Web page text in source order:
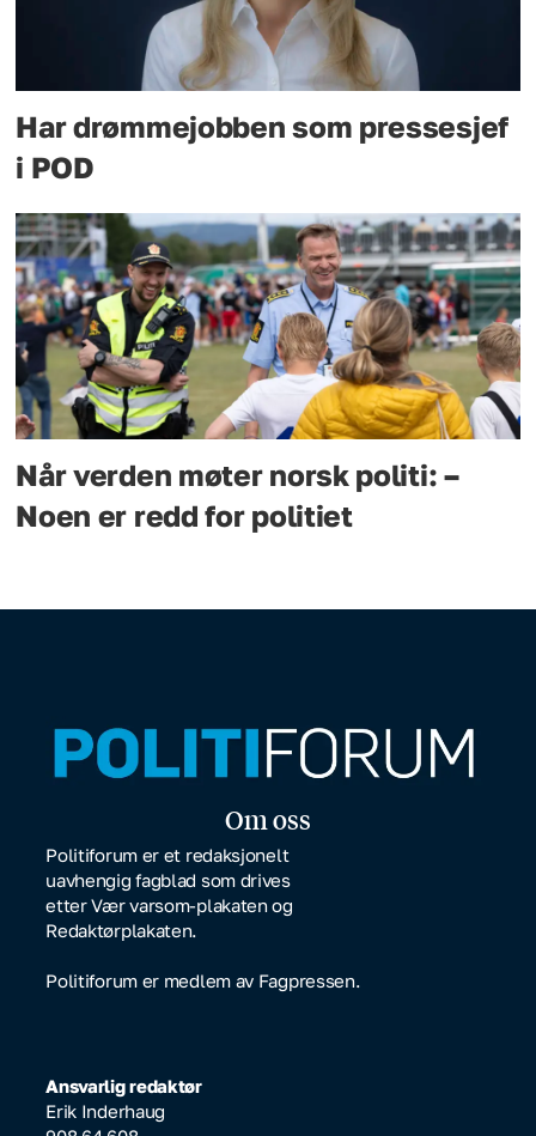
Har drømmejobben som pressesjef
i POD
Når verden møter norsk politi: –
Noen er redd for politiet
Om oss
Politiforum er et redaksjonelt
uavhengig fagblad som drives
etter Vær varsom-plakaten og
Redaktørplakaten.
Politiforum er medlem av Fagpressen.
Ansvarlig redaktør
Erik Inderhaug